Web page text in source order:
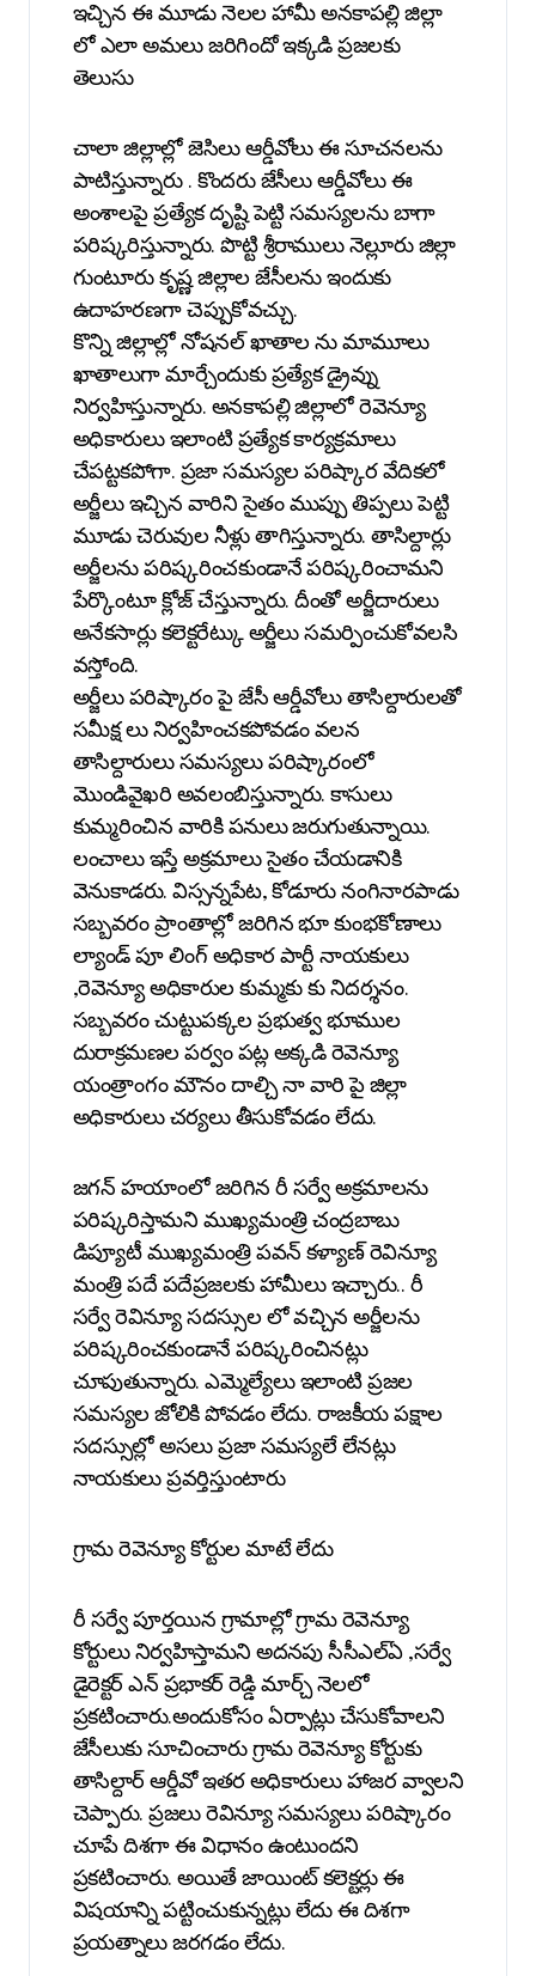
ఇచ్చిన ఈ మూడు నెలల హామీ అనకాపల్లి జిల్లా
లో ఎలా అమలు జరిగిందో ఇక్కడి ప్రజలకు
తెలుసు
చాలా జిల్లాల్లో జెసిలు ఆర్డీవోలు ఈ సూచనలను
పాటిస్తున్నారు . కొందరు జేసీలు ఆర్డీవోలు ఈ
అంశాలపై ప్రత్యేక దృష్టి పెట్టి సమస్యలను బాగా
పరిష్కరిస్తున్నారు. పొట్టి శ్రీరాములు నెల్లూరు జిల్లా
గుంటూరు కృష్ణ జిల్లాల జేసీలను ఇందుకు
ఉదాహరణగా చెప్పుకోవచ్చు.
కొన్ని జిల్లాల్లో నోషనల్ ఖాతాల ను మామూలు
ఖాతాలుగా మార్చేందుకు ప్రత్యేక డ్రైవ్ను
నిర్వహిస్తున్నారు. అనకాపల్లి జిల్లాలో రెవెన్యూ
అధికారులు ఇలాంటి ప్రత్యేక కార్యక్రమాలు
చేపట్టకపోగా. ప్రజా సమస్యల పరిష్కార వేదికలో
అర్జీలు ఇచ్చిన వారిని సైతం ముప్పు తిప్పలు పెట్టి
మూడు చెరువుల నీళ్లు తాగిస్తున్నారు. తాసిల్దార్లు
అర్జీలను పరిష్కరించకుండానే పరిష్కరించామని
పేర్కొంటూ క్లోజ్ చేస్తున్నారు. దీంతో అర్జీదారులు
అనేకసార్లు కలెక్టరేట్కు అర్జీలు సమర్పించుకోవలసి
వస్తోంది.
అర్జీలు పరిష్కారం పై జేసీ ఆర్డీవోలు తాసిల్దారులతో
సమీక్ష లు నిర్వహించకపోవడం వలన
తాసిల్దారులు సమస్యలు పరిష్కారంలో
మొండివైఖరి అవలంబిస్తున్నారు. కాసులు
కుమ్మరించిన వారికి పనులు జరుగుతున్నాయి.
లంచాలు ఇస్తే అక్రమాలు సైతం చేయడానికి
వెనుకాడరు. విస్సన్నపేట, కోడూరు నంగినారపాడు
సబ్బవరం ప్రాంతాల్లో జరిగిన భూ కుంభకోణాలు
ల్యాండ్ పూ లింగ్ అధికార పార్టీ నాయకులు
,రెవెన్యూ అధికారుల కుమ్మకు కు నిదర్శనం.
సబ్బవరం చుట్టుపక్కల ప్రభుత్వ భూముల
దురాక్రమణల పర్వం పట్ల అక్కడి రెవెన్యూ
యంత్రాంగం మౌనం దాల్చి నా వారి పై జిల్లా
అధికారులు చర్యలు తీసుకోవడం లేదు.
జగన్ హయాంలో జరిగిన రీ సర్వే అక్రమాలను
పరిష్కరిస్తామని ముఖ్యమంత్రి చంద్రబాబు
డిప్యూటీ ముఖ్యమంత్రి పవన్ కళ్యాణ్ రెవిన్యూ
మంత్రి పదే పదేప్రజలకు హామీలు ఇచ్చారు.. రీ
సర్వే రెవిన్యూ సదస్సుల లో వచ్చిన అర్జీలను
పరిష్కరించకుండానే పరిష్కరించినట్లు
చూపుతున్నారు. ఎమ్మెల్యేలు ఇలాంటి ప్రజల
సమస్యల జోలికి పోవడం లేదు. రాజకీయ పక్షాల
సదస్సుల్లో అసలు ప్రజా సమస్యలే లేనట్లు
నాయకులు ప్రవర్తిస్తుంటారు
గ్రామ రెవెన్యూ కోర్టుల మాటే లేదు
రీ సర్వే పూర్తయిన గ్రామాల్లో గ్రామ రెవెన్యూ
కోర్టులు నిర్వహిస్తామని అదనపు సీసీఎల్ఏ ,సర్వే
డైరెక్టర్ ఎన్ ప్రభాకర్ రెడ్డి మార్చ్ నెలలో
ప్రకటించారు.అందుకోసం ఏర్పాట్లు చేసుకోవాలని
జేసీలుకు సూచించారు గ్రామ రెవెన్యూ కోర్టుకు
తాసిల్దార్ ఆర్డీవో ఇతర అధికారులు హాజర వ్వాలని
చెప్పారు. ప్రజలు రెవిన్యూ సమస్యలు పరిష్కారం
చూపే దిశగా ఈ విధానం ఉంటుందని
ప్రకటించారు. అయితే జాయింట్ కలెక్టర్లు ఈ
విషయాన్ని పట్టించుకున్నట్లు లేదు ఈ దిశగా
ప్రయత్నాలు జరగడం లేదు.